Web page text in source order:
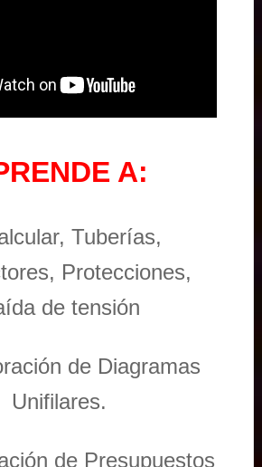
A:
Tuberías,
Protecciones,
de tensión
de Diagramas
Unifilares.
de Presupuestos